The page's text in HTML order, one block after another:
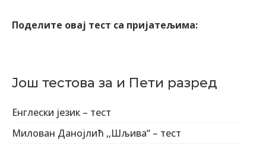
Поделите овај тест са пријатељима:
Још тестова за и Пети разред
Енглески језик – тест
Милован Данојлић ,,Шљива“ – тест